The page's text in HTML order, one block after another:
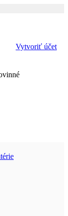
Vytvoriť účet